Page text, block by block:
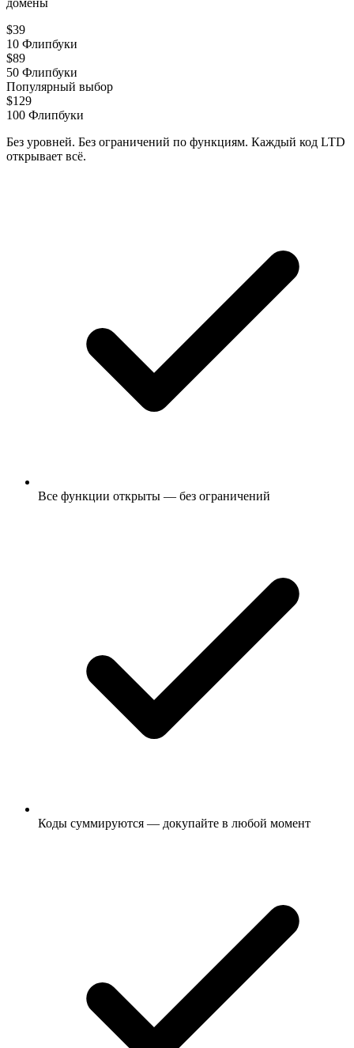
домены
$39
10 Флипбуки
$89
50 Флипбуки
Популярный выбор
$129
100 Флипбуки
Без уровней. Без ограничений по функциям. Каждый код LTD
открывает всё.
Все функции открыты — без ограничений
Коды суммируются — докупайте в любой момент